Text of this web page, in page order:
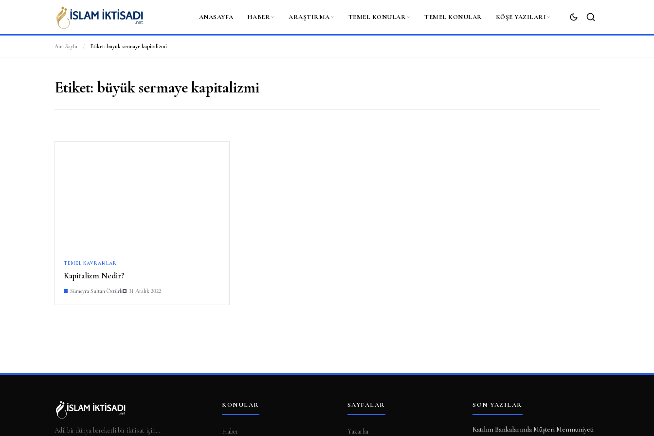
ANASAYFA HABER ARAŞTIRMA TEMEL KONULAR TEMEL KONULAR KÖŞE YAZILARI
ARA
Ana Sayfa / Etiket: büyük sermaye kapitalizmi
Etiket: büyük sermaye kapitalizmi
TEMEL KAVRAMLAR
Kapitalizm Nedir?
Sümeyra Sultan Öztürk 31 Aralık 2022
Adil bir dünya bereketli bir iktisat için…
KONULAR
Haber
SAYFALAR
Yazarlar
SON YAZILAR
Katılım Bankalarında Müşteri Memnuniyeti